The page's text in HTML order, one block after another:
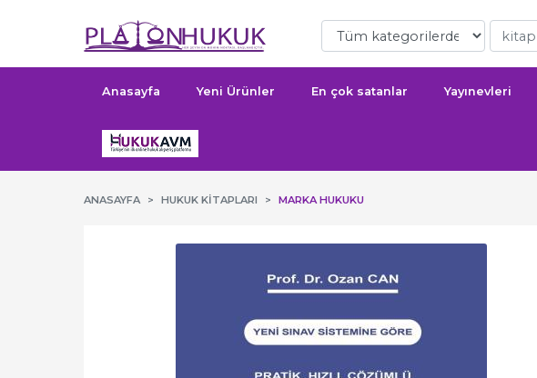
Anasayfa Yeni Ürünler En çok satanlar Yayınevleri
ANASAYFA HUKUK KITAPLARI MARKA HUKUKU